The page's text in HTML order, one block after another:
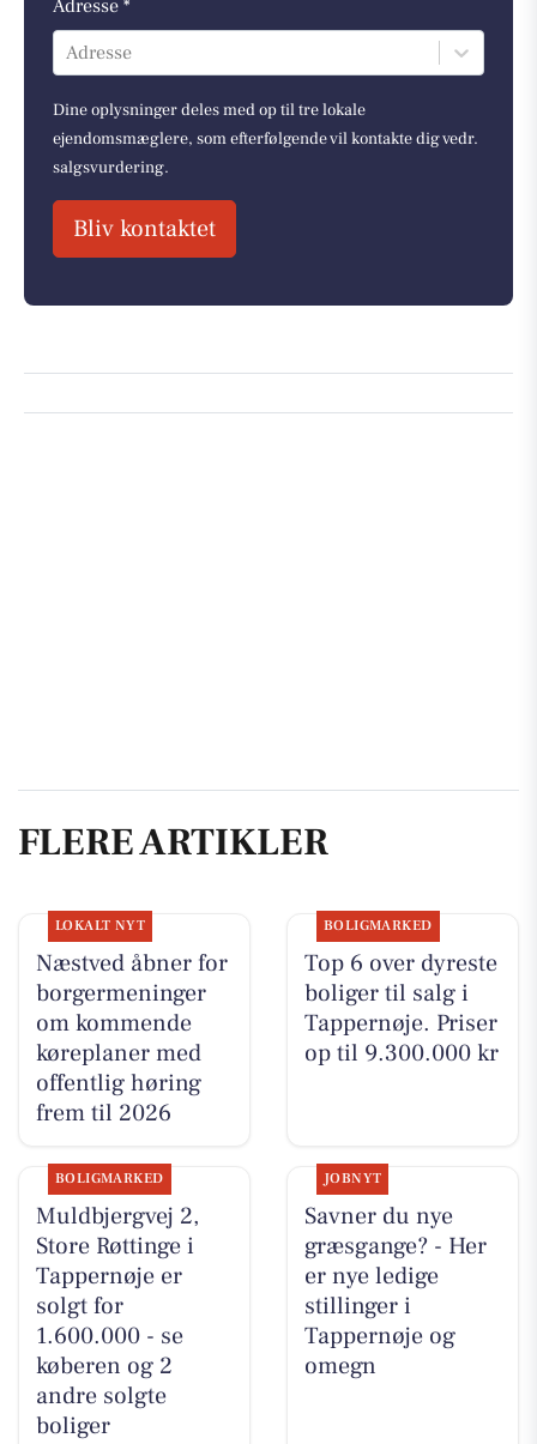
Adresse *
Adresse
Dine oplysninger deles med op til tre lokale
ejendomsmæglere, som efterfølgende vil kontakte dig vedr.
salgsvurdering.
Bliv kontaktet
FLERE ARTIKLER
LOKALT NYT
Næstved åbner for
borgermeninger
om kommende
køreplaner med
offentlig høring
frem til 2026
BOLIGMARKED
Top 6 over dyreste
boliger til salg i
Tappernøje. Priser
op til 9.300.000 kr
BOLIGMARKED
Muldbjergvej 2,
Store Røttinge i
Tappernøje er
solgt for
1.600.000 - se
køberen og 2
andre solgte
boliger
JOBNYT
Savner du nye
græsgange? - Her
er nye ledige
stillinger i
Tappernøje og
omegn